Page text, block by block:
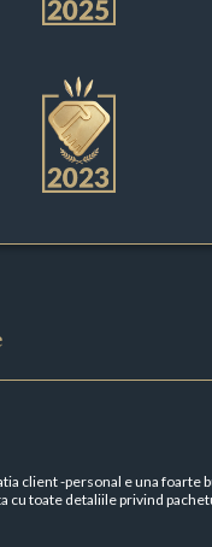
client -personal e una foarte
cu toate detaliile privind